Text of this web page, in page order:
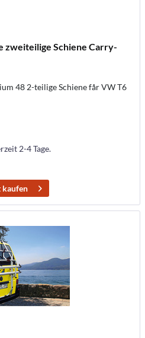
zweiteilige Schiene Carry-
48 2-teilige Schiene får VW T6
2-4 Tage.
kaufen